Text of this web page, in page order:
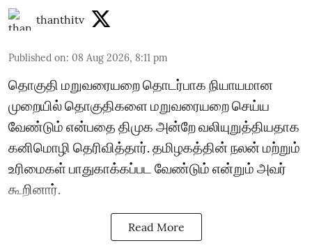
thanthitv
Published on: 08 Aug 2026, 8:11 pm
தொகுதி மறுவரையறை தொடர்பாக நியாயமான
முறையில் தொகுதிகளை மறுவரையறை செய்ய
வேண்டும் என்பதை திமுக அன்றே வலியுறுத்தியதாக
கனிமொழி தெரிவித்தார். தமிழகத்தின் நலன் மற்றும்
உரிமைகள் பாதுகாக்கப்பட வேண்டும் என்றும் அவர்
கூறினார்.
Read More